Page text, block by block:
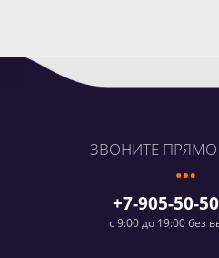
ЗВОНИТЕ ПРЯМО
+7-905-50-
с 9:00 до 19:00 без